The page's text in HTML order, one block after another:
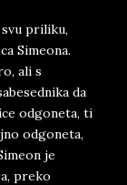
priliku,
Simeona.
ali s
da
odgoneta, ti
odgoneta,
je
preko